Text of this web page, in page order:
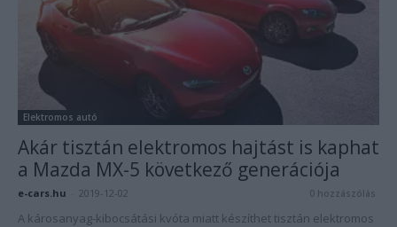
Elektromos autó
Akár tisztán elektromos hajtást is kaphat
a Mazda MX-5 következő generációja
e-cars.hu 2019-12-02 0 hozzászólás
A károsanyag-kibocsátási kvóta miatt készíthet tisztán elektromos